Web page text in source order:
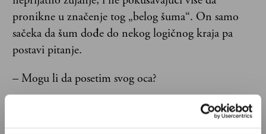
pronikne u značenje tog „belog šuma“. On samo
sačeka da šum dođe do nekog logičnog kraja pa
postavi pitanje.
– Mogu li da posetim svog oca?